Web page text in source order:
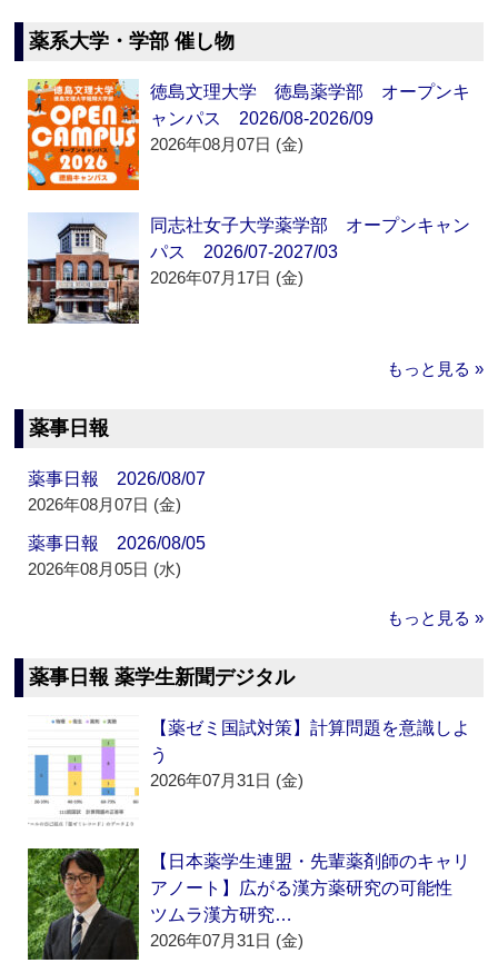
薬系大学・学部 催し物
徳島文理大学 徳島薬学部 オープンキ
ャンパス 2026/08-2026/09
2026年08月07日 (金)
同志社女子大学薬学部 オープンキャン
パス 2026/07-2027/03
2026年07月17日 (金)
もっと見る »
薬事日報
薬事日報 2026/08/07
2026年08月07日 (金)
薬事日報 2026/08/05
2026年08月05日 (水)
もっと見る »
薬事日報 薬学生新聞デジタル
【薬ゼミ国試対策】計算問題を意識しよ
う
2026年07月31日 (金)
【日本薬学生連盟・先輩薬剤師のキャリ
アノート】広がる漢方薬研究の可能性
ツムラ漢方研究…
2026年07月31日 (金)